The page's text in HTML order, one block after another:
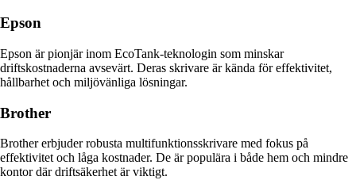
Epson
Epson är pionjär inom EcoTank-teknologin som minskar
driftskostnaderna avsevärt. Deras skrivare är kända för effektivitet,
hållbarhet och miljövänliga lösningar.
Brother
Brother erbjuder robusta multifunktionsskrivare med fokus på
effektivitet och låga kostnader. De är populära i både hem och mindre
kontor där driftsäkerhet är viktigt.